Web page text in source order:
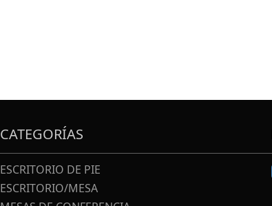
CATEGORÍAS
ESCRITORIO DE PIE
ESCRITORIO/MESA